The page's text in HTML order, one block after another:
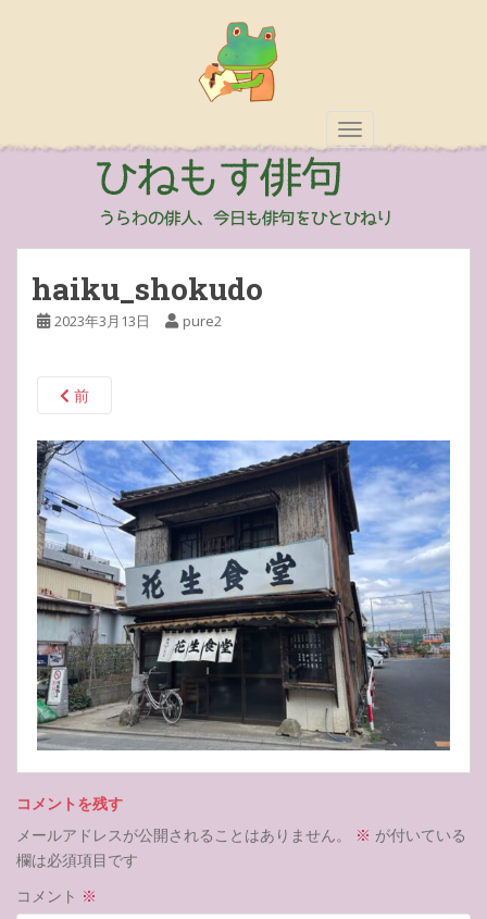
TOGGLE
haiku_shokudo
2023年3月13日 pure2
前
コメントを残す
メールアドレスが公開されることはありません。
※ が付いている
欄は必須項目です
コメント ※